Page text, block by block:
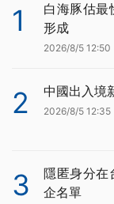
1
白海豚估最
形成
2026/8/5 12:50
2 中國出入境
2026/8/5 12:35
3
隱匿身分在
企名單